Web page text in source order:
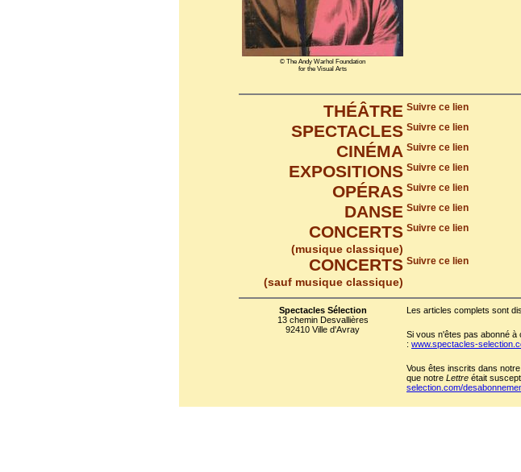
© The Andy Warhol Foundation
for the Visual Arts
THÉÂTRE Suivre ce lien
SPECTACLES Suivre ce lien
CINÉMA Suivre ce lien
EXPOSITIONS Suivre ce lien
OPÉRAS Suivre ce lien
DANSE Suivre ce lien
CONCERTS
(musique classique)
Suivre ce lien
CONCERTS
(sauf musique classique)
Suivre ce lien
Spectacles Sélection
13 chemin Desvallières
92410 Ville d'Avray
Les articles complets sont
Si vous n'êtes pas abonné à
: www.spectacles-
Vous êtes inscrits dans
que notre Lettre était
selection.com/